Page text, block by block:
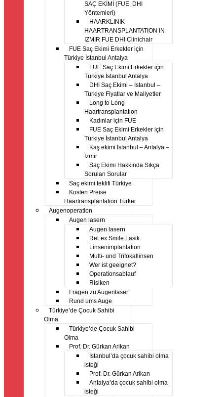
SAÇ EKİMİ (FUE, DHI
Yöntemleri)
HAARKLINIK
HAARTRANSPLANTATION IN
IZMIR FUE DHI Clinichair
FUE Saç Ekimi Erkekler için
Türkiye İstanbul Antalya
FUE Saç Ekimi Erkekler için
Türkiye İstanbul Antalya
DHI Saç Ekimi – İstanbul –
Türkiye Fiyatlar ve Maliyetler
Long to Long
Haartransplantation
Kadınlar için FUE
FUE Saç Ekimi Erkekler için
Türkiye İstanbul Antalya
Kaş ekimi İstanbul – Antalya –
İzmir
Saç Ekimi Hakkında Sıkça
Sorulan Sorular
Saç ekimi teklifi Türkiye
Kosten Preise
Haartransplantation Türkei
Augenoperation
Augen lasern
Augen lasern
ReLex Smile Lasik
Linsenimplantation
Multi- und Trifokallinsen
Wer ist geeignet?
Operationsablauf
Risiken
Fragen zu Augenlaser
Rund ums Auge
Türkiye’de Çocuk Sahibi
Olma
Türkiye’de Çocuk Sahibi
Olma
Prof. Dr. Gürkan Arikan
İstanbul’da çocuk sahibi olma
isteği
Prof. Dr. Gürkan Arikan
Antalya’da çocuk sahibi olma
isteği